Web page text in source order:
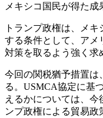
メキシコ国民が得た成
トランプ政権は、メ
する条件として、アメ
対策を取るよう強く求
今回の関税猶予措置は
る。USMCA協定に基
えるかについては、
ンプ政権による貿易政